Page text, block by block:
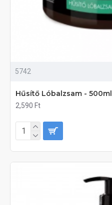
5742
Hűsítő Lóbalzsam - 500ml
2,590 Ft